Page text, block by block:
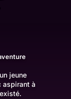
jeune
aspirant à